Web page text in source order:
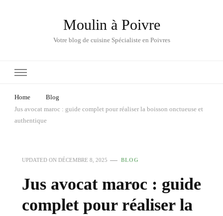
Moulin à Poivre
Votre blog de cuisine Spécialiste en Poivres
Home
Blog
Jus avocat maroc : guide complet pour réaliser la boisson onctueuse et
authentique
UPDATED ON DÉCEMBRE 8, 2025 BLOG
Jus avocat maroc : guide
complet pour réaliser la